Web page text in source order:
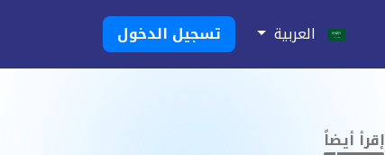
العربية تسجيل الدخول
إقرأ أيضاً